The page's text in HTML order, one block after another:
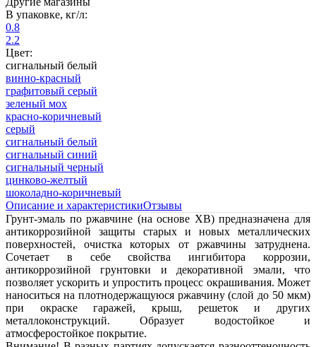
В упаковке, кг/л:
0.8
2.2
Цвет:
сигнальный белый
винно-красный
графитовый серый
зеленый мох
красно-коричневый
серый
сигнальный белый
сигнальный синий
сигнальный черный
цинково-желтый
шоколадно-коричневый
Описание и характеристикиОтзывы
Грунт-эмаль по ржавчине (на основе ХВ) предназначена для
антикоррозийной защиты старых и новых металлических
поверхностей, очистка которых от ржавчины затруднена.
Сочетает в себе свойства ингибитора коррозии,
антикоррозийной грунтовки и декоративной эмали, что
позволяет ускорить и упростить процесс окрашивания. Может
наноситься на плотнодержащуюся ржавчину (слой до 50 мкм)
при окраске гаражей, крыш, решеток и других
металлоконструкций. Образует водостойкое и
атмосферостойкое покрытие.